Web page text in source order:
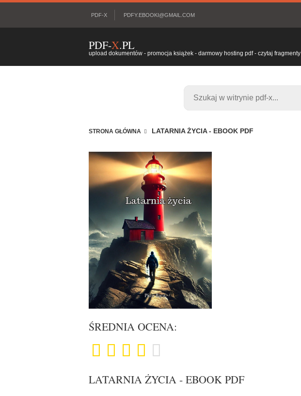
PDF-X PDFY.EBOOKI@GMAIL.COM
PDF-X.PL
upload dokumentów - promocja książek - darmowy hosting pdf - czytaj fragmenty
STRONA GŁÓWNA LATARNIA ŻYCIA - EBOOK PDF
ŚREDNIA OCENA:
LATARNIA ŻYCIA - EBOOK PDF